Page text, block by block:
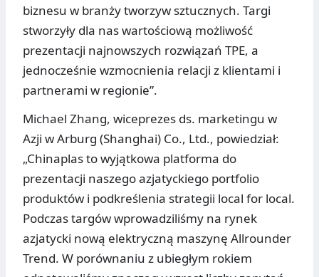
biznesu w branży tworzyw sztucznych. Targi
stworzyły dla nas wartościową możliwość
prezentacji najnowszych rozwiązań TPE, a
jednocześnie wzmocnienia relacji z klientami i
partnerami w regionie”.
Michael Zhang, wiceprezes ds. marketingu w
Azji w Arburg (Shanghai) Co., Ltd., powiedział:
„Chinaplas to wyjątkowa platforma do
prezentacji naszego azjatyckiego portfolio
produktów i podkreślenia strategii local for local.
Podczas targów wprowadziliśmy na rynek
azjatycki nową elektryczną maszynę Allrounder
Trend. W porównaniu z ubiegłym rokiem